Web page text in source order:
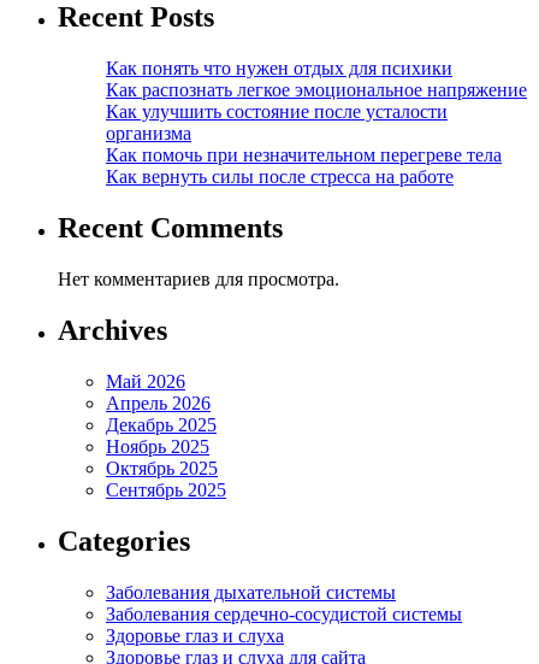
Recent Posts
Как понять что нужен отдых для психики
Как распознать легкое эмоциональное напряжение
Как улучшить состояние после усталости
организма
Как помочь при незначительном перегреве тела
Как вернуть силы после стресса на работе
Recent Comments
Нет комментариев для просмотра.
Archives
Май 2026
Апрель 2026
Декабрь 2025
Ноябрь 2025
Октябрь 2025
Сентябрь 2025
Categories
Заболевания дыхательной системы
Заболевания сердечно-сосудистой системы
Здоровье глаз и слуха
Здоровье глаз и слуха для сайта